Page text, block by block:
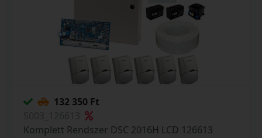
132 350 Ft
Komplett Rendszer DSC 2016H LCD 126613